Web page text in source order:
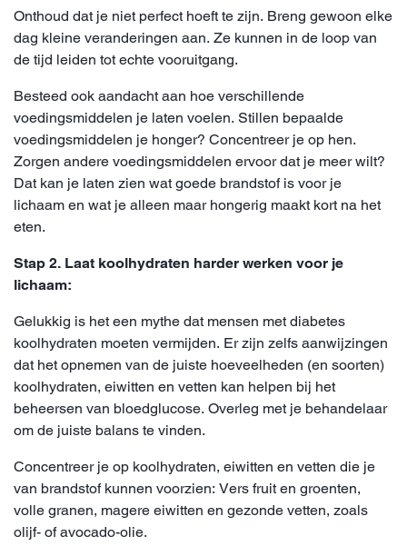
Onthoud dat je niet perfect hoeft te zijn. Breng gewoon elke
dag kleine veranderingen aan. Ze kunnen in de loop van
de tijd leiden tot echte vooruitgang.
Besteed ook aandacht aan hoe verschillende
voedingsmiddelen je laten voelen. Stillen bepaalde
voedingsmiddelen je honger? Concentreer je op hen.
Zorgen andere voedingsmiddelen ervoor dat je meer wilt?
Dat kan je laten zien wat goede brandstof is voor je
lichaam en wat je alleen maar hongerig maakt kort na het
eten.
Stap 2. Laat koolhydraten harder werken voor je
lichaam:
Gelukkig is het een mythe dat mensen met diabetes
koolhydraten moeten vermijden. Er zijn zelfs aanwijzingen
dat het opnemen van de juiste hoeveelheden (en soorten)
koolhydraten, eiwitten en vetten kan helpen bij het
beheersen van bloedglucose. Overleg met je behandelaar
om de juiste balans te vinden.
Concentreer je op koolhydraten, eiwitten en vetten die je
van brandstof kunnen voorzien: Vers fruit en groenten,
volle granen, magere eiwitten en gezonde vetten, zoals
olijf- of avocado-olie.